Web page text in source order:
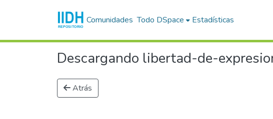
Comunidades Todo DSpace Estadísticas
Descargando libertad-de-
Atrás